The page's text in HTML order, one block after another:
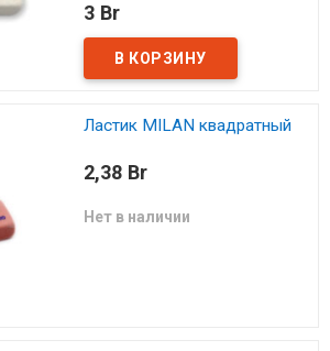
3 Br
Ластик MILAN квадратный
2,38 Br
Нет в наличии